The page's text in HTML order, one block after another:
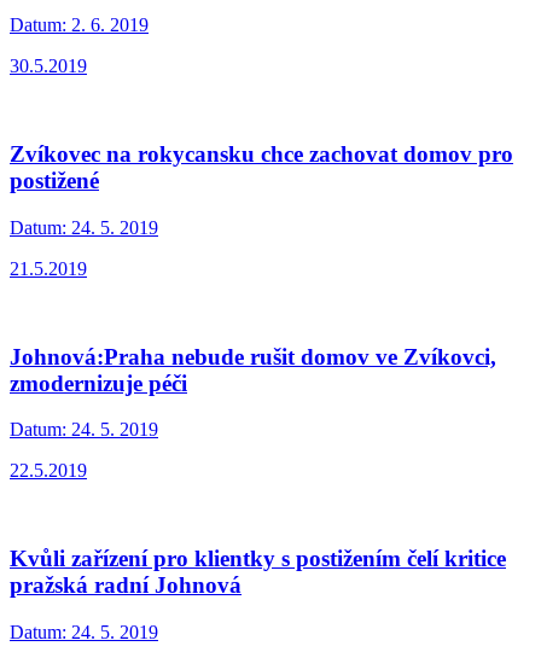
Datum: 2. 6. 2019
30.5.2019
Zvíkovec na rokycansku chce zachovat domov pro
postižené
Datum: 24. 5. 2019
21.5.2019
Johnová:Praha nebude rušit domov ve Zvíkovci,
zmodernizuje péči
Datum: 24. 5. 2019
22.5.2019
Kvůli zařízení pro klientky s postižením čelí kritice
pražská radní Johnová
Datum: 24. 5. 2019